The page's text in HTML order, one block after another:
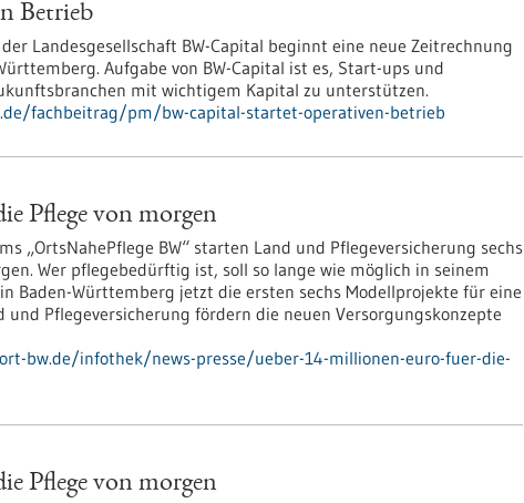
Betrieb
Landesgesellschaft BW-Capital beginnt eine neue Zeitrechnung
Aufgabe von BW-Capital ist es, Start-ups und
mit wichtigem Kapital zu unterstützen.
fachbeitrag/pm/bw-capital-startet-operativen-betrieb
Pflege von morgen
„OrtsNahePflege BW“ starten Land und Pflegeversicherung sechs
Wer pflegebedürftig ist, soll so lange wie möglich in seinem
Baden-Württemberg jetzt die ersten sechs Modellprojekte für eine
Pflegeversicherung fördern die neuen Versorgungskonzepte
bw.de/infothek/news-presse/ueber-14-millionen-euro-fuer-die-
Pflege von morgen